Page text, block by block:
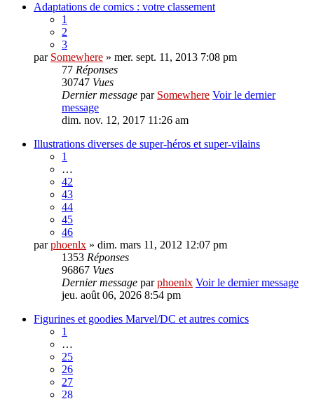
Adaptations de comics : votre classement
1
2
3
par Somewhere » mer. sept. 11, 2013 7:08 pm
77 Réponses
30747 Vues
Dernier message par Somewhere Voir le dernier
message
dim. nov. 12, 2017 11:26 am
Illustrations diverses de super-héros et super-vilains
1
…
42
43
44
45
46
parphoenlx » dim. mars 11, 2012 12:07 pm
1353 Réponses
96867 Vues
Dernier message parphoenlx Voir le dernier message
jeu. août 06, 2026 8:54 pm
Figurines et goodies Marvel/DC et autres comics
1
…
25
26
27
28